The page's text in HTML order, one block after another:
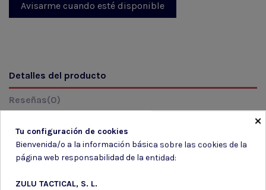
Detalles del producto
Reseñas(0)
Marca BOLLÃ
×
Tu configuración de cookies
Bienvenida/o a la información básica sobre las cookies de la
página web responsabilidad de la entidad:
ZULU TACTICAL, S. L.